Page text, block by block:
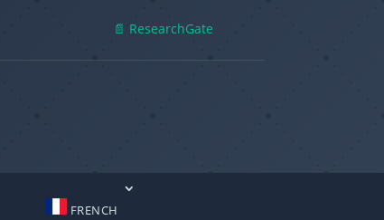
📄 ResearchGate
FRENCH